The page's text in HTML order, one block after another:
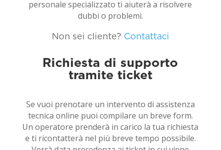
personale specializzato ti aiuterà a risolvere
dubbi o problemi.
Non sei cliente? Contattaci
Richiesta di supporto
tramite ticket
Se vuoi prenotare un intervento di assistenza
tecnica online puoi compilare un breve form.
Un operatore prenderà in carico la tua richiesta
e ti ricontatterà nel più breve tempo possibile.